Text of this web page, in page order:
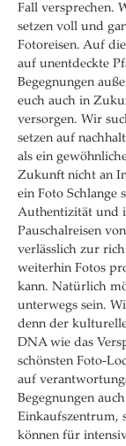
Fall versprechen.
setzen voll und
Fotoreisen. Auf
auf unentdeckte
Begegnungen
euch auch in
versorgen. Wir
setzen auf
als ein
Zukunft nicht an
ein Foto Schlange
Authentizität und
Pauschalreisen
verlässlich zur
weiterhin Fotos
kann. Natürlich
unterwegs sein.
denn der
DNA wie das
schönsten Foto-
auf
Begegnungen
Einkaufszentrum,
können für